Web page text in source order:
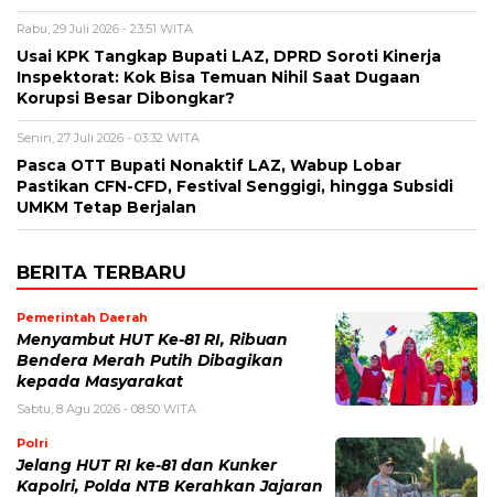
Rabu, 29 Juli 2026 - 23:51 WITA
Usai KPK Tangkap Bupati LAZ, DPRD Soroti Kinerja
Inspektorat: Kok Bisa Temuan Nihil Saat Dugaan
Korupsi Besar Dibongkar?
Senin, 27 Juli 2026 - 03:32 WITA
Pasca OTT Bupati Nonaktif LAZ, Wabup Lobar
Pastikan CFN-CFD, Festival Senggigi, hingga Subsidi
UMKM Tetap Berjalan
BERITA TERBARU
Pemerintah Daerah
Menyambut HUT Ke-81 RI, Ribuan
Bendera Merah Putih Dibagikan
kepada Masyarakat
Sabtu, 8 Agu 2026 - 08:50 WITA
Polri
Jelang HUT RI ke-81 dan Kunker
Kapolri, Polda NTB Kerahkan Jajaran